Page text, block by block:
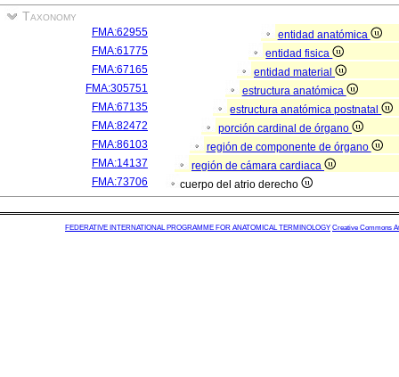
Taxonomy
FMA:62955
entidad anatómica
FMA:61775
entidad fisica
FMA:67165
entidad material
FMA:305751
estructura anatómica
FMA:67135
estructura anatómica postnatal
FMA:82472
porción cardinal de órgano
FMA:86103
región de componente de órgano
FMA:14137
región de cámara cardiaca
FMA:73706
cuerpo del atrio derecho
FEDERATIVE INTERNATIONAL PROGRAMME FOR ANATOMICAL TERMINOLOGY Creative Commons